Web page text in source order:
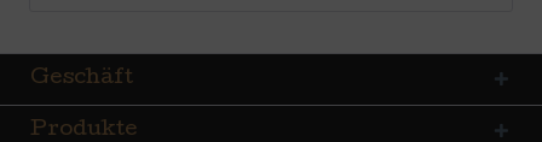
Geschäft
Produkte